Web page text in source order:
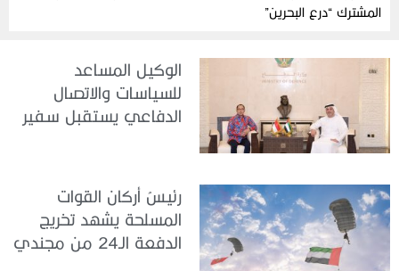
المشترك “درع البحرين”
الوكيل المساعد
للسياسات والاتصال
الدفاعي يستقبل سفير
رئيسُ أركان القوات
المسلحة يشهد تخريج
الدفعة الـ24 من مجندي